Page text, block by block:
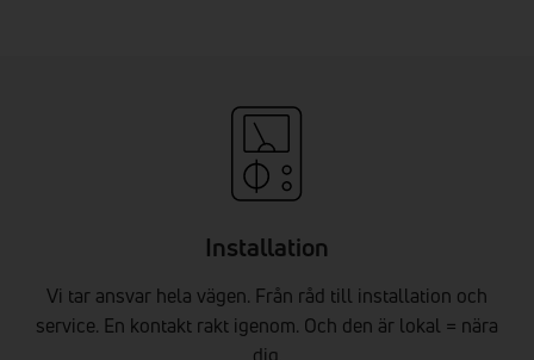
Installation
Vi tar ansvar hela vägen. Från råd till installation och
service. En kontakt rakt igenom. Och den är lokal = nära